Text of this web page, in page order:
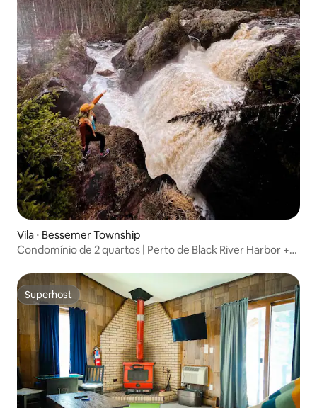
Vila ⋅ Bessemer Township
Condomínio de 2 quartos | Perto de Black River Harbor +
Superhost
Superhost